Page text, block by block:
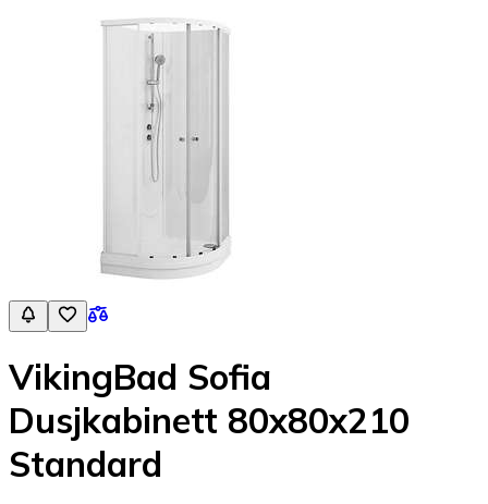
VikingBad Sofia
Dusjkabinett 80x80x210
Standard